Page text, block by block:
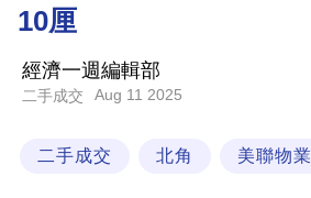
科
技
10厘
經濟一週編輯部
二手成交 Aug 11 2025
二手成交 北角 美聯物業